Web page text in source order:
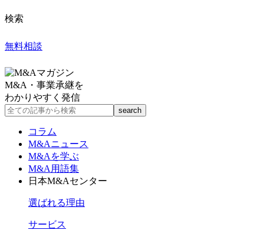
検索
無料相談
M&A・事業承継を
わかりやすく発信
コラム
M&Aニュース
M&Aを学ぶ
M&A用語集
日本M&Aセンター
選ばれる理由
サービス